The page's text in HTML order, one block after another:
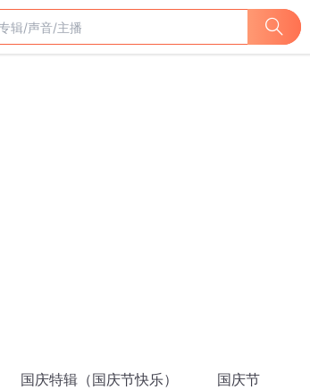
国庆特辑（国庆节快乐） 国庆节